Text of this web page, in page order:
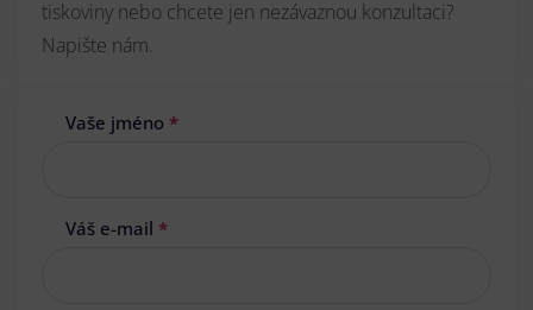
tiskoviny nebo chcete jen nezávaznou konzultaci?
Napište nám.
Vaše jméno *
Váš e-mail *